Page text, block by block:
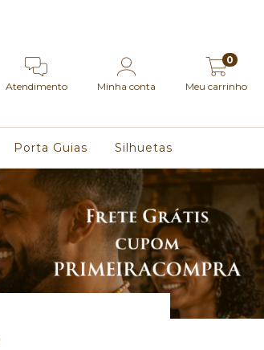
Atendimento Minha conta Meu carrinho
0
Porta Guias Silhuetas